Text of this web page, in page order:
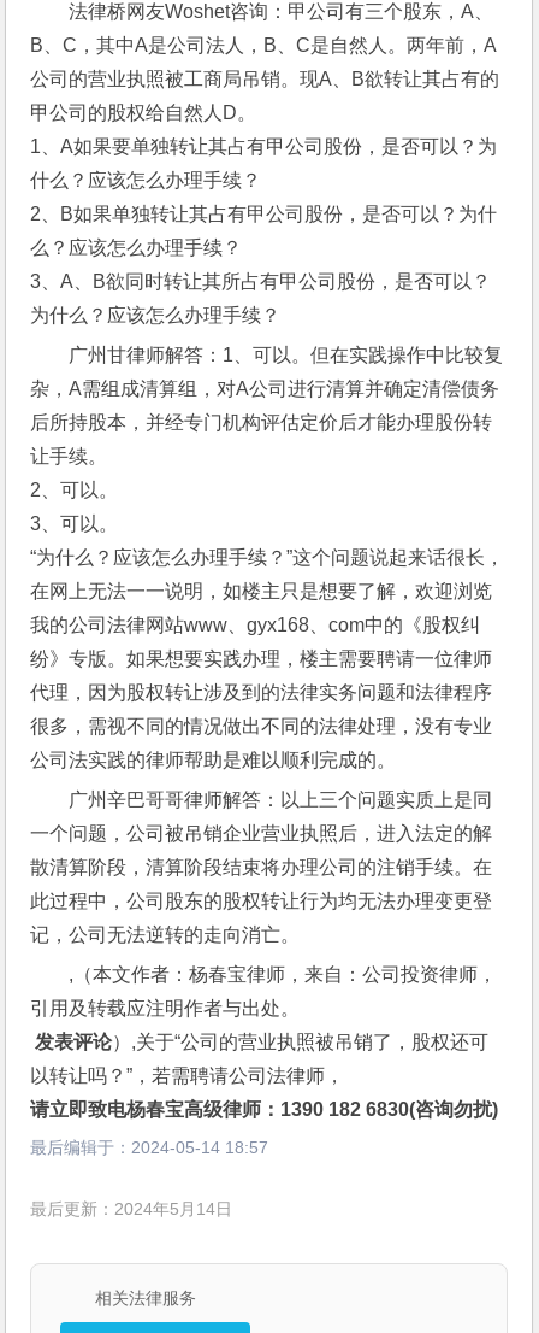
法律桥网友Woshet咨询：甲公司有三个股东，A、
B、C，其中A是公司法人，B、C是自然人。两年前，A
公司的营业执照被工商局吊销。现A、B欲转让其占有的
甲公司的股权给自然人D。
1、A如果要单独转让其占有甲公司股份，是否可以？为
什么？应该怎么办理手续？
2、B如果单独转让其占有甲公司股份，是否可以？为什
么？应该怎么办理手续？
3、A、B欲同时转让其所占有甲公司股份，是否可以？
为什么？应该怎么办理手续？
广州甘律师解答：1、可以。但在实践操作中比较复
杂，A需组成清算组，对A公司进行清算并确定清偿债务
后所持股本，并经专门机构评估定价后才能办理股份转
让手续。
2、可以。
3、可以。
“为什么？应该怎么办理手续？”这个问题说起来话很长，
在网上无法一一说明，如楼主只是想要了解，欢迎浏览
我的公司法律网站www、gyx168、com中的《股权纠
纷》专版。如果想要实践办理，楼主需要聘请一位律师
代理，因为股权转让涉及到的法律实务问题和法律程序
很多，需视不同的情况做出不同的法律处理，没有专业
公司法实践的律师帮助是难以顺利完成的。
广州辛巴哥哥律师解答：以上三个问题实质上是同
一个问题，公司被吊销企业营业执照后，进入法定的解
散清算阶段，清算阶段结束将办理公司的注销手续。在
此过程中，公司股东的股权转让行为均无法办理变更登
记，公司无法逆转的走向消亡。
,（本文作者：杨春宝律师，来自：公司投资律师，
引用及转载应注明作者与出处。
发表评论）,关于“公司的营业执照被吊销了，股权还可
以转让吗？”，若需聘请公司法律师，
请立即致电杨春宝高级律师：1390 182 6830(咨询勿扰)
最后编辑于： 2024-05-14 18:57
最后更新：2024年5月14日
相关法律服务